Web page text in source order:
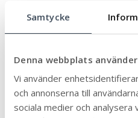
Samtycke
Denna webbplats
Vi använder
och annonserna till
sociala medier och
Dela sidan:
dIn
bookter
ut
Arkiv